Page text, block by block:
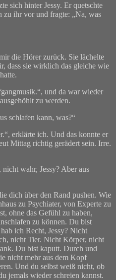
sich hinter Jessy. Er quetschte
zu ihr vor und fragte: „Na, was
die Hörer zurück. Sie lächelte
dass sie wirklich das gleiche wie
und da war wieder
zu werden.
schlafen kann, was?“
erklärte ich. Und das konnte er
Mittag richtig gerädert sein. Irre.
wahr, Jessy? Aber aus
dich über den Rand pushen. Wie
zu Psychiater, von Experte zu
ohne das Gefühl zu haben,
zu können. Du bist
ich Recht, Jessy? Nicht
nicht Tier. Nicht Körper, nicht
Du bist kaputt. Durch und
nicht mehr aus dem Kopf
Und du selbst weiß nicht, ob
jemals wieder schreien kannst.